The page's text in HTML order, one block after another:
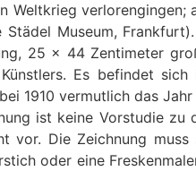
Weltkrieg verlorengingen;
Städel Museum,
25 x 44 Zentimeter
Es befindet sich
1910 vermutlich das
ist keine Vorstudie
vor. Die Zeichnung
oder eine